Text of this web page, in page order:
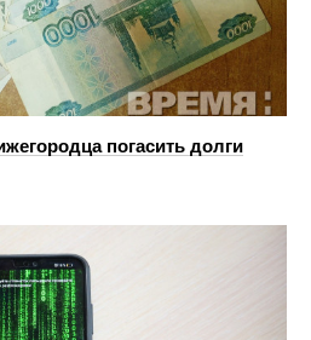
погасить долги